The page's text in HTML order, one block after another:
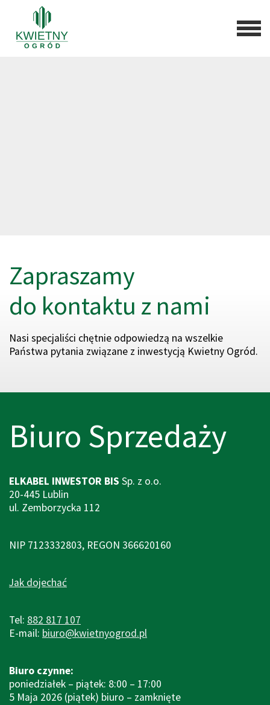
Zapraszamy
do kontaktu z nami
Nasi specjaliści chętnie odpowiedzą na wszelkie
Państwa pytania związane z inwestycją Kwietny Ogród.
Biuro Sprzedaży
ELKABEL INWESTOR BIS Sp. z o.o.
20-445 Lublin
ul. Zemborzycka 112
NIP 7123332803, REGON 366620160
Jak dojechać
Tel: 882 817 107
E-mail: biuro@kwietnyogrod.pl
Biuro czynne:
poniedziałek – piątek: 8:00 – 17:00
5 Maja 2026 (piątek) biuro – zamknięte